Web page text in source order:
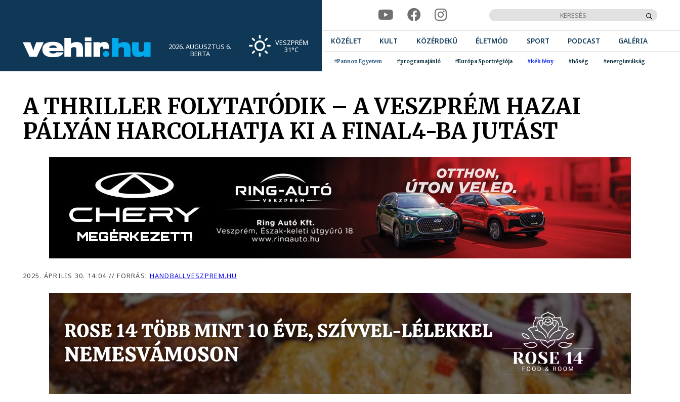
2026. AUGUSZTUS 6.
BERTA
VESZPRÉM
31°C
KÖZÉLET KULT KÖZÉRDEKŰ ÉLETMÓD SPORT PODCAST GALÉRIA
#Pannon Egyetem #programajánló #Európa Sportrégiója #kék fény #hőség #energiaválság
A THRILLER FOLYTATÓDIK – A VESZPRÉM HAZAI
PÁLYÁN HARCOLHATJA KI A FINAL4-BA JUTÁST
2025. ÁPRILIS 30. 14:04 // FORRÁS: HANDBALLVESZPREM.HU